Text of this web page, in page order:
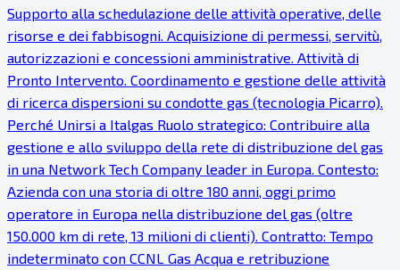
Supporto alla schedulazione delle attività operative, delle
risorse e dei fabbisogni. Acquisizione di permessi, servitù,
autorizzazioni e concessioni amministrative. Attività di
Pronto Intervento. Coordinamento e gestione delle attività
di ricerca dispersioni su condotte gas (tecnologia Picarro).
Perché Unirsi a Italgas Ruolo strategico: Contribuire alla
gestione e allo sviluppo della rete di distribuzione del gas
in una Network Tech Company leader in Europa. Contesto:
Azienda con una storia di oltre 180 anni, oggi primo
operatore in Europa nella distribuzione del gas (oltre
150.000 km di rete, 13 milioni di clienti). Contratto: Tempo
indeterminato con CCNL Gas Acqua e retribuzione